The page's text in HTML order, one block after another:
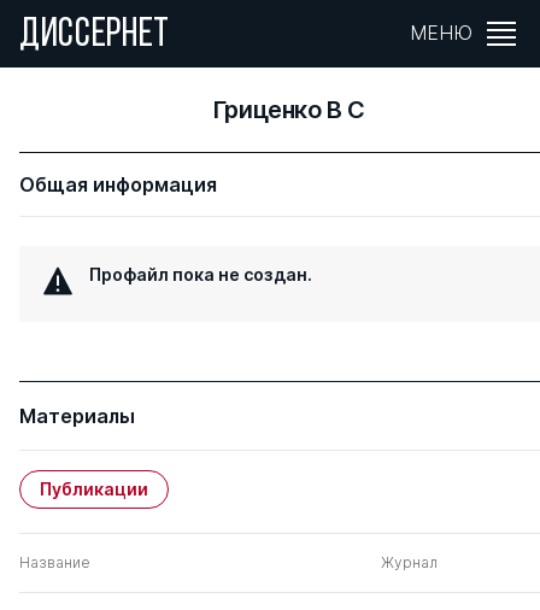
ДИССЕРНЕТ МЕНЮ
Гриценко В С
Общая информация
Профайл пока не создан.
Материалы
Публикации
Название Журнал